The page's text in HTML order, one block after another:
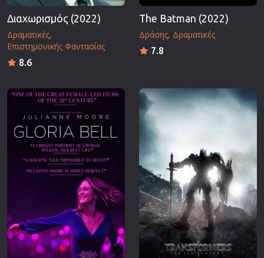
Διαχωρισμός (2022)
Δραματικές
Επιστημονικής Φαντασίας
8.6
The Batman (2022)
Δράσης Δραματικές
7.8